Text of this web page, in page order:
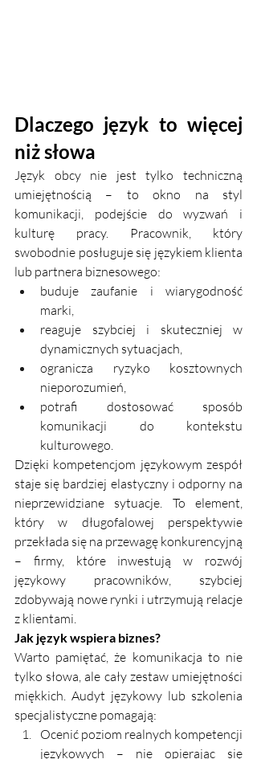
Dlaczego język to więcej
niż słowa
Język obcy nie jest tylko techniczną
umiejętnością – to okno na styl
komunikacji, podejście do wyzwań i
kulturę pracy. Pracownik, który
swobodnie posługuje się językiem klienta
lub partnera biznesowego:
buduje zaufanie i wiarygodność
marki,
reaguje szybciej i skuteczniej w
dynamicznych sytuacjach,
ogranicza ryzyko kosztownych
nieporozumień,
potrafi dostosować sposób
komunikacji do kontekstu
kulturowego.
Dzięki kompetencjom językowym zespół
staje się bardziej elastyczny i odporny na
nieprzewidziane sytuacje. To element,
który w długofalowej perspektywie
przekłada się na przewagę konkurencyjną
– firmy, które inwestują w rozwój
językowy pracowników, szybciej
zdobywają nowe rynki i utrzymują relacje
z klientami.
Jak język wspiera biznes?
Warto pamiętać, że komunikacja to nie
tylko słowa, ale cały zestaw umiejętności
miękkich. Audyt językowy lub szkolenia
specjalistyczne pomagają:
Ocenić poziom realnych kompetencji
językowych – nie opierając się